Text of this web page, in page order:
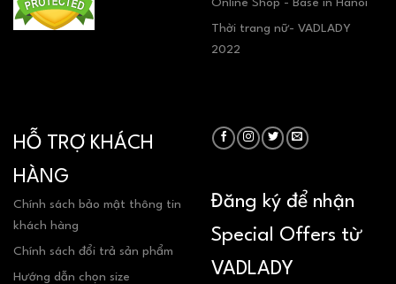
Thời trang nữ- VADLADY
2022
HỖ TRỢ KHÁCH
HÀNG
Chính sách bảo mật thông tin
khách hàng
Chính sách đổi trả sản phẩm
Hướng dẫn chọn size
Đăng ký để nhận
Special Offers từ
VADLADY